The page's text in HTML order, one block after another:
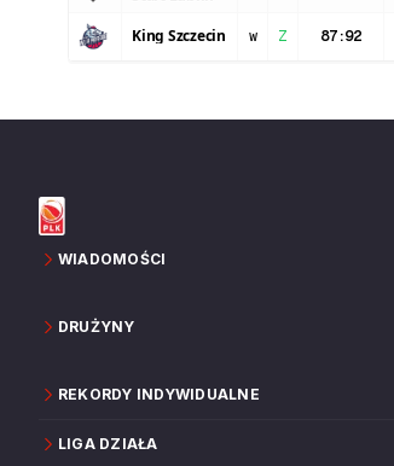
King Szczecin w Z 87:92
WIADOMOŚCI
DRUŻYNY
REKORDY INDYWIDUALNE
LIGA DZIAŁA